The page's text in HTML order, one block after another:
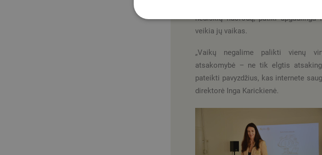
neaiškią nuorodą, patiki
veikia jų vaikas.
„Vaikų negalime palikti vienų
atsakomybė – ne tik elgtis
pateikti pavyzdžius, kas internete
direktorė Inga Karickienė.